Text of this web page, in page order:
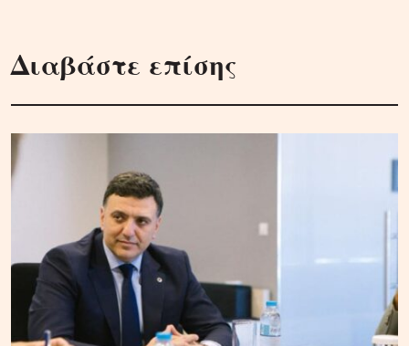
Διαβάστε επίσης